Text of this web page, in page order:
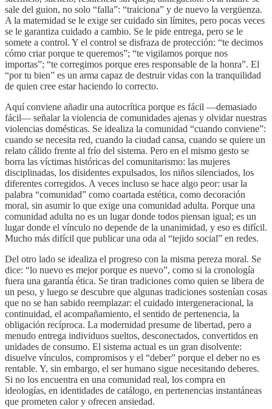
sale del guion, no solo “falla”: “traiciona” y de nuevo la vergüenza.
A la maternidad se le exige ser cuidado sin límites, pero pocas veces
se le garantiza cuidado a cambio. Se le pide entrega, pero se le
somete a control. Y el control se disfraza de protección: “te decimos
cómo criar porque te queremos”; “te vigilamos porque nos
importas”; “te corregimos porque eres responsable de la honra”. El
“por tu bien” es un arma capaz de destruir vidas con la tranquilidad
de quien cree estar haciendo lo correcto.
Aquí conviene añadir una autocrítica porque es fácil —demasiado
fácil— señalar la violencia de comunidades ajenas y olvidar nuestras
violencias domésticas. Se idealiza la comunidad “cuando conviene”:
cuando se necesita red, cuando la ciudad cansa, cuando se quiere un
relato cálido frente al frío del sistema. Pero en el mismo gesto se
borra las víctimas históricas del comunitarismo: las mujeres
disciplinadas, los disidentes expulsados, los niños silenciados, los
diferentes corregidos. A veces incluso se hace algo peor: usar la
palabra “comunidad” como coartada estética, como decoración
moral, sin asumir lo que exige una comunidad adulta. Porque una
comunidad adulta no es un lugar donde todos piensan igual; es un
lugar donde el vínculo no depende de la unanimidad, y eso es difícil.
Mucho más difícil que publicar una oda al “tejido social” en redes.
Del otro lado se idealiza el progreso con la misma pereza moral. Se
dice: “lo nuevo es mejor porque es nuevo”, como si la cronología
fuera una garantía ética. Se tiran tradiciones como quien se libera de
un peso, y luego se descubre que algunas tradiciones sostenían cosas
que no se han sabido reemplazar: el cuidado intergeneracional, la
continuidad, el acompañamiento, el sentido de pertenencia, la
obligación recíproca. La modernidad presume de libertad, pero a
menudo entrega individuos sueltos, desconectados, convertidos en
unidades de consumo. El sistema actual es un gran disolvente:
disuelve vínculos, compromisos y el “deber” porque el deber no es
rentable. Y, sin embargo, el ser humano sigue necesitando deberes.
Si no los encuentra en una comunidad real, los compra en
ideologías, en identidades de catálogo, en pertenencias instantáneas
que prometen calor y ofrecen ansiedad.